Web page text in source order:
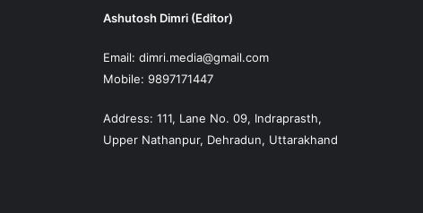
Ashutosh Dimri (Editor)
Email: dimri.media@gmail.com
Mobile: 9897171447
Address: 111, Lane No. 09, Indraprasth,
Upper Nathanpur, Dehradun, Uttarakhand